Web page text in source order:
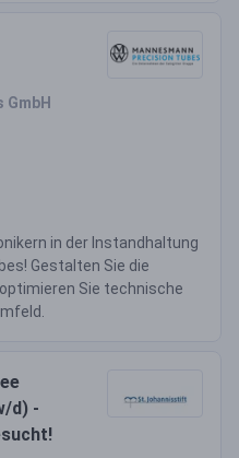
in der Instandhaltung
Gestalten Sie die
Sie technische
d) -